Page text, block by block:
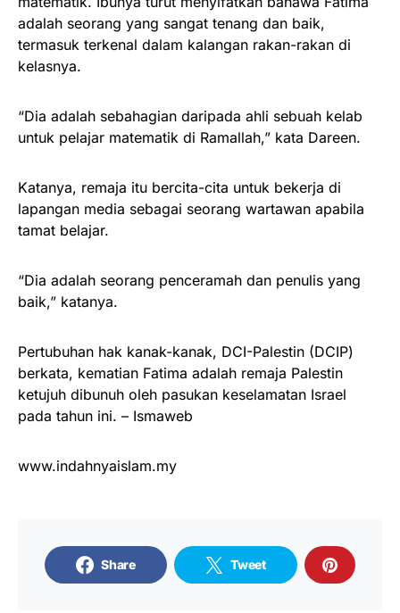
adalah seorang yang sangat tenang dan baik,
termasuk terkenal dalam kalangan rakan-rakan di
kelasnya.
“Dia adalah sebahagian daripada ahli sebuah kelab
untuk pelajar matematik di Ramallah,” kata Dareen.
Katanya, remaja itu bercita-cita untuk bekerja di
lapangan media sebagai seorang wartawan apabila
tamat belajar.
“Dia adalah seorang penceramah dan penulis yang
baik,” katanya.
Pertubuhan hak kanak-kanak, DCI-Palestin (DCIP)
berkata, kematian Fatima adalah remaja Palestin
ketujuh dibunuh oleh pasukan keselamatan Israel
pada tahun ini. – Ismaweb
www.indahnyaislam.my
Share Tweet